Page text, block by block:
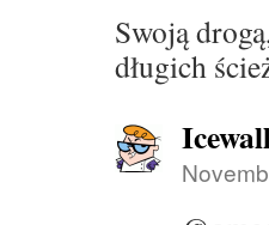
Swoją
długich